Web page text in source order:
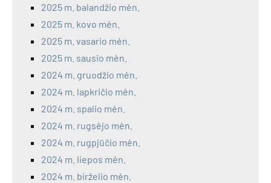
2025 m. balandžio mėn.
2025 m. kovo mėn.
2025 m. vasario mėn.
2025 m. sausio mėn.
2024 m. gruodžio mėn.
2024 m. lapkričio mėn.
2024 m. spalio mėn.
2024 m. rugsėjo mėn.
2024 m. rugpjūčio mėn.
2024 m. liepos mėn.
2024 m. birželio mėn.